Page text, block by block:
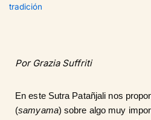
tradición
Por Grazia Suffriti
En este Sutra Patañjali nos
(samyama) sobre algo muy